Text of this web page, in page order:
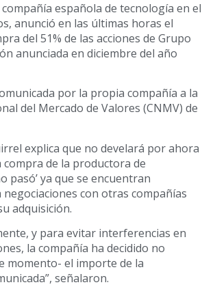
española de tecnología en el
anunció en las últimas horas el
del 51% de las acciones de Grupo
anunciada en diciembre del año
por la propia compañía a la
del Mercado de Valores (CNMV) de
explica que no develará por ahora
de la productora de
pasó’ ya que se encuentran
con otras compañías
adquisición.
y para evitar interferencias en
la compañía ha decidido no
momento- el importe de la
señalaron.